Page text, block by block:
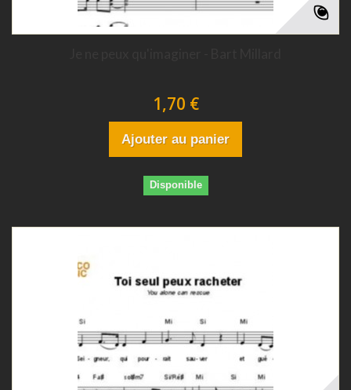
1,70 €
Ajouter au panier
Disponible